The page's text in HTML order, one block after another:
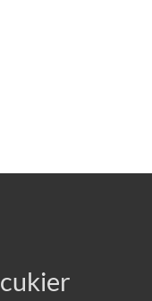
cukier